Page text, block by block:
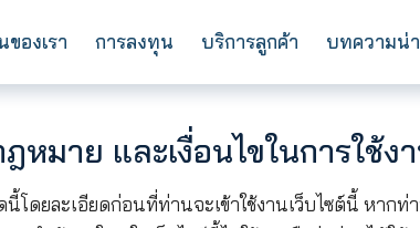
ประกันของเรา การลงทุน บริการลูกค้า
กฎหมาย และเงื่อนไขใน